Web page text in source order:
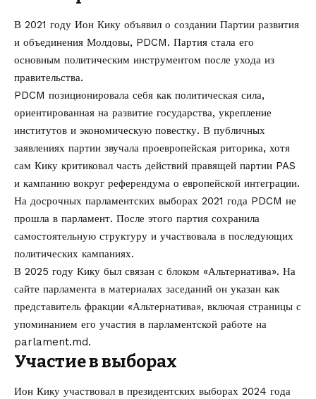
В 2021 году Ион Кику объявил о создании Партии развития
и объединения Молдовы, PDCM. Партия стала его
основным политическим инструментом после ухода из
правительства.
PDCM позиционировала себя как политическая сила,
ориентированная на развитие государства, укрепление
институтов и экономическую повестку. В публичных
заявлениях партии звучала проевропейская риторика, хотя
сам Кику критиковал часть действий правящей партии PAS
и кампанию вокруг референдума о европейской интеграции.
На досрочных парламентских выборах 2021 года PDCM не
прошла в парламент. После этого партия сохранила
самостоятельную структуру и участвовала в последующих
политических кампаниях.
В 2025 году Кику был связан с блоком «Альтернатива». На
сайте парламента в материалах заседаний он указан как
представитель фракции «Альтернатива», включая страницы с
упоминанием его участия в парламентской работе на
parlament.md.
Участие в выборах
Ион Кику участвовал в президентских выборах 2024 года